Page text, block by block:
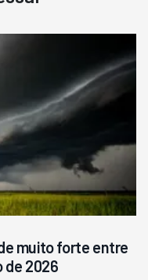
muito forte entre
de 2026